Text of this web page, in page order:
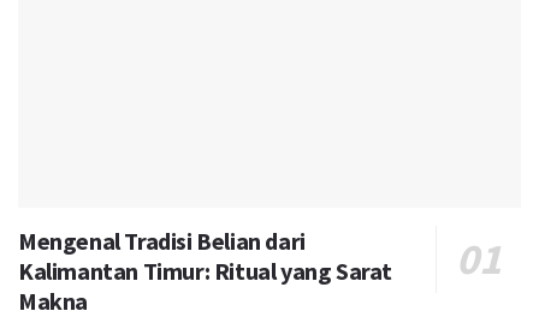
Mengenal Tradisi Belian dari
Kalimantan Timur: Ritual yang Sarat
Makna